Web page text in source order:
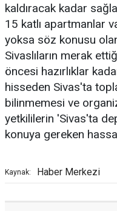
kaldıracak kadar
15 katlı apartmanlar
yoksa söz konusu
Sivaslıların merak
öncesi hazırlıklar
hisseden Sivas'ta
bilinmemesi ve
yetkililerin 'Sivas'ta
konuya gereken
Kaynak: Haber Merkezi